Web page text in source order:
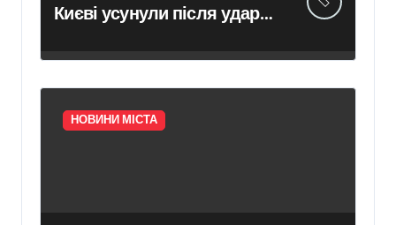
Києві усунули після удару
НОВИНИ МІСТА